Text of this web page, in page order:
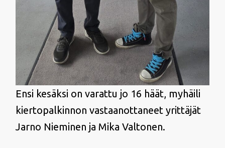
Ensi kesäksi on varattu jo 16 häät, myhäili
kiertopalkinnon vastaanottaneet yrittäjät
Jarno Nieminen ja Mika Valtonen.